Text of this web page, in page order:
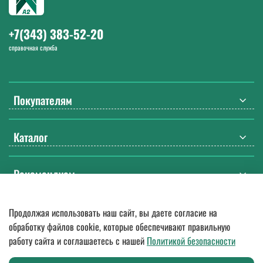
Покупателям
Каталог
Рекомендуем
+7(343) 383-52-20
справочная служба
© 2018 2026.
Оптовые поставки спецодежды, ДСИЗ, СИЗ, мебели
и бытовой химии. Гарантия качества, доставка по России
Любое использование контента без письменного разрешения
запрещено.Представленная на сайте информация о товарах не является
Продолжая использовать наш сайт, вы даете согласие на
обработку файлов cookie, которые обеспечивают правильную
работу сайта и соглашаетесь с нашей Политикой безопасности